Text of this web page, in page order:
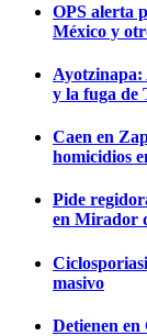
OPS alerta
México y
Ayotzinapa:
y la fuga de
Caen en
homicidios
Pide
en Mirador
masivo
Detienen